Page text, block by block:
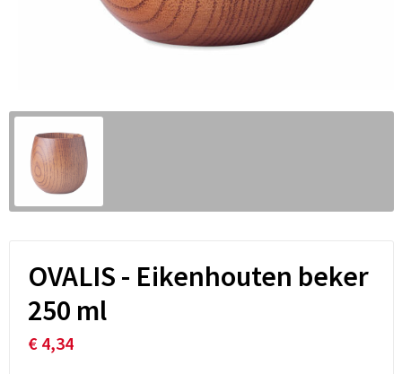
OVALIS - Eikenhouten beker
250 ml
€ 4,34